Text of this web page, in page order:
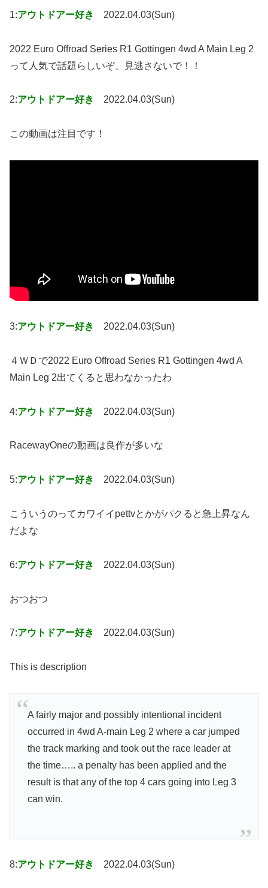
1:アウトドアー好き 2022.04.03(Sun)
2022 Euro Offroad Series R1 Gottingen 4wd A Main Leg 2
って人気で話題らしいぞ、見逃さないで！！
2:アウトドアー好き 2022.04.03(Sun)
この動画は注目です！
3:アウトドアー好き 2022.04.03(Sun)
４ＷＤで2022 Euro Offroad Series R1 Gottingen 4wd A
Main Leg 2出てくると思わなかったわ
4:アウトドアー好き 2022.04.03(Sun)
RacewayOneの動画は良作が多いな
5:アウトドアー好き 2022.04.03(Sun)
こういうのってカワイイpettvとかがパクると急上昇なん
だよな
6:アウトドアー好き 2022.04.03(Sun)
おつおつ
7:アウトドアー好き 2022.04.03(Sun)
This is description
A fairly major and possibly intentional incident
occurred in 4wd A-main Leg 2 where a car jumped
the track marking and took out the race leader at
the time….. a penalty has been applied and the
result is that any of the top 4 cars going into Leg 3
can win.
8:アウトドアー好き 2022.04.03(Sun)